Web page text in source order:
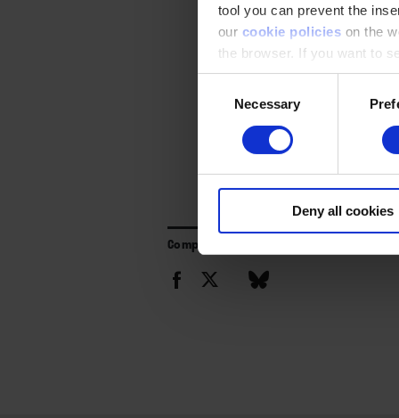
tool you can prevent the
our cookie policies on the
the browser. If you want to
appear again
SelectionNecessary
Deny all cookies
Compartir